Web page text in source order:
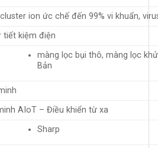
ion ức chế đến 99% vi khuẩn,
tiết kiệm điện
màng lọc bụi thô, màng lọc
Bản
AIoT – Điều khiển từ xa
Sharp